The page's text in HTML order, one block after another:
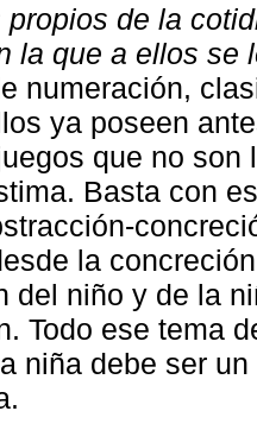
propios de la
la que a ellos se
numeración,
ya poseen
que no
Basta con
la
del niño y de la
Todo ese tema
niña debe ser